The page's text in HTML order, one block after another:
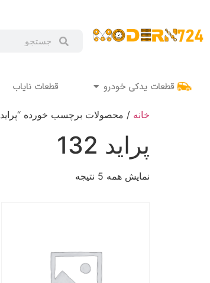
قطعات یدکی خودرو قطعات نایاب
خانه / محصولات برچسب خورده “پراید 132”
پراید 132
نمایش همه 5 نتیجه